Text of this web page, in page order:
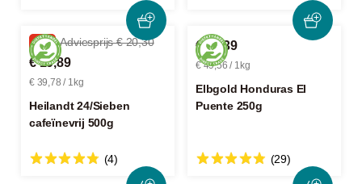
-2% Adviesprijs € 20,30
€ 19,89
€ 39,78 / 1kg
Heilandt 24/Sieben
cafeïnevrij 500g
(4)
€ 12,39
€ 49,56 / 1kg
Elbgold Honduras El
Puente 250g
(29)